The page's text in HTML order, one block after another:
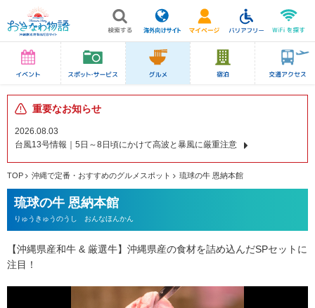
重要なお知らせ
2026.08.03
台風13号情報｜5日～8日頃にかけて高波と暴風に厳重注意
TOP 沖縄で定番・おすすめのグルメスポット 琉球の牛 恩納本館
琉球の牛 恩納本館
りゅうきゅうのうし おんなほんかん
【沖縄県産和牛 & 厳選牛】沖縄県産の食材を詰め込んだSPセットに
注目！